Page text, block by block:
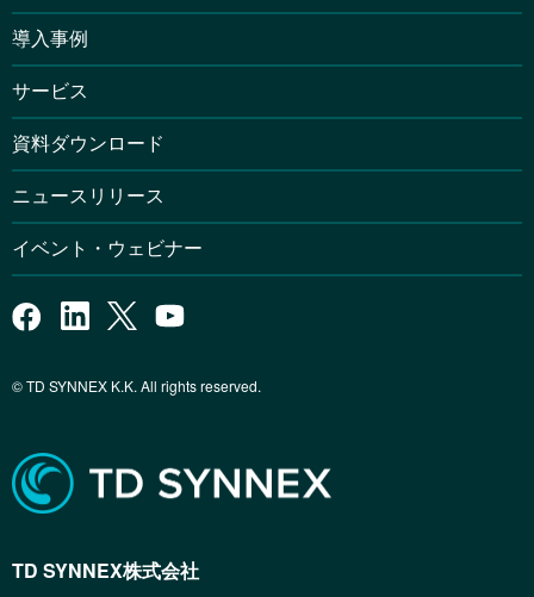
導入事例
サービス
資料ダウンロード
ニュースリリース
イベント・ウェビナー
© TD SYNNEX K.K. All rights reserved.
TD SYNNEX株式会社